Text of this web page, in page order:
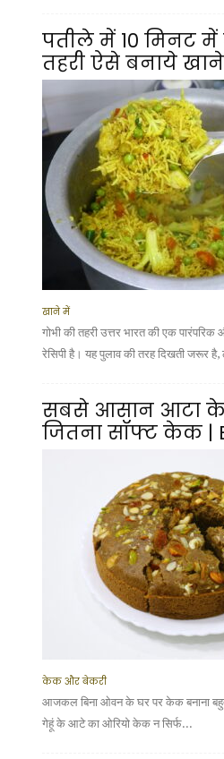
पतीले में 10 मिनट में
तहरी ऐसे बनाये खाने
खाने में
गोभी की तहरी उत्तर भारत की एक पारंपरिक
रेसिपी है। यह पुलाव की तरह दिखती जरूर
सबसे आसान आटा
जितना सॉफ्ट केक |
केक और बेकरी
आजकल बिना ओवन के घर पर केक बनाना
गेहूं के आटे का ओरियो केक न सिर्फ...